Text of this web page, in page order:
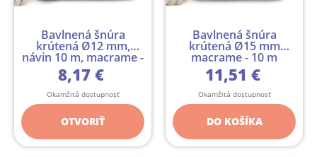
Bavlnená šnúra
krútená Ø12 mm,
návin 10 m, macrame -
10 m
8,17 €
Okamžitá dostupnosť
OTVORIŤ
Bavlnená šnúra
krútená Ø15 mm
macrame - 10 m
11,51 €
Okamžitá dostupnosť
DO KOŠÍKA